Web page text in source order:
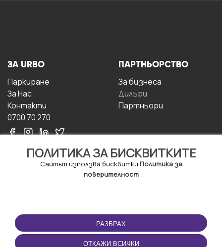
ПОЛИТИКА ЗА БИСКВИТКИТЕ
Сайтът използва бисквитки Политика за
поверителност
РАЗБРАХ
ОТКАЖИ ВСИЧКИ
ЗА URBO
Паркиране
За Hас
Контакти
0700 70 270
ПАРТНЬОРСТВО
За бизнесa
Дилъри
Партньори
ПОЛЗВАНЕ
Правила и условия за
ползване
ПРИЛОЖЕНИЕТО